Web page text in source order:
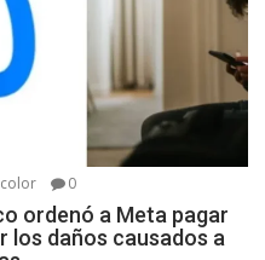
0
ordenó a Meta pagar
los daños causados a